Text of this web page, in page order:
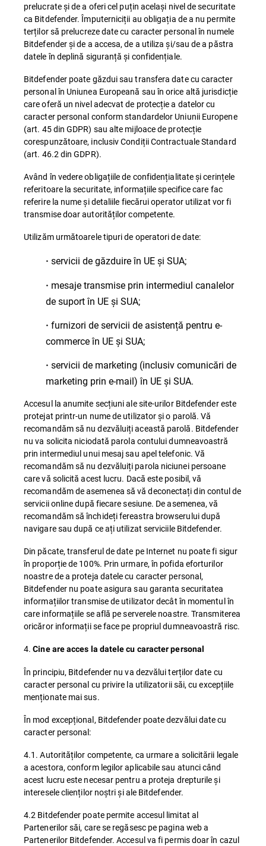
prelucrate și de a oferi cel puțin același nivel de securitate
ca Bitdefender. Împuterniciții au obligația de a nu permite
terților să prelucreze date cu caracter personal în numele
Bitdefender și de a accesa, de a utiliza și/sau de a păstra
datele în deplină siguranță și confidențiale.
Bitdefender poate găzdui sau transfera date cu caracter
personal în Uniunea Europeană sau în orice altă jurisdicție
care oferă un nivel adecvat de protecție a datelor cu
caracter personal conform standardelor Uniunii Europene
(art. 45 din GDPR) sau alte mijloace de protecție
corespunzătoare, inclusiv Condiții Contractuale Standard
(art. 46.2 din GDPR).
Având în vedere obligațiile de confidențialitate și cerințele
referitoare la securitate, informațiile specifice care fac
referire la nume și detaliile fiecărui operator utilizat vor fi
transmise doar autorităților competente.
Utilizăm următoarele tipuri de operatori de date:
· servicii de găzduire în UE și SUA;
· mesaje transmise prin intermediul canalelor
de suport în UE și SUA;
· furnizori de servicii de asistență pentru e-
commerce în UE și SUA;
· servicii de marketing (inclusiv comunicări de
marketing prin e-mail) în UE și SUA.
Accesul la anumite secțiuni ale site-urilor Bitdefender este
protejat printr-un nume de utilizator și o parolă. Vă
recomandăm să nu dezvăluiți această parolă. Bitdefender
nu va solicita niciodată parola contului dumneavoastră
prin intermediul unui mesaj sau apel telefonic. Vă
recomandăm să nu dezvăluiți parola niciunei persoane
care vă solicită acest lucru. Dacă este posibil, vă
recomandăm de asemenea să vă deconectați din contul de
servicii online după fiecare sesiune. De asemenea, vă
recomandăm să închideți fereastra browserului după
navigare sau după ce ați utilizat serviciile Bitdefender.
Din păcate, transferul de date pe Internet nu poate fi sigur
în proporție de 100%. Prin urmare, în pofida eforturilor
noastre de a proteja datele cu caracter personal,
Bitdefender nu poate asigura sau garanta securitatea
informațiilor transmise de utilizator decât în momentul în
care informațiile se află pe serverele noastre. Transmiterea
oricăror informații se face pe propriul dumneavoastră risc.
4.Cine are acces la datele cu caracter personal
În principiu, Bitdefender nu va dezvălui terților date cu
caracter personal cu privire la utilizatorii săi, cu excepțiile
menționate mai sus.
În mod excepțional, Bitdefender poate dezvălui date cu
caracter personal:
4.1. Autorităților competente, ca urmare a solicitării legale
a acestora, conform legilor aplicabile sau atunci când
acest lucru este necesar pentru a proteja drepturile și
interesele clienților noștri și ale Bitdefender.
4.2 Bitdefender poate permite accesul limitat al
Partenerilor săi, care se regăsesc pe pagina web a
Partenerilor Bitdefender. Accesul va fi permis doar în cazul